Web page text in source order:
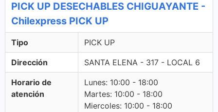
PICK UP DESECHABLES CHIGUAYANTE -
Chilexpress PICK UP
Tipo PICK UP
Dirección SANTA ELENA - 317 - LOCAL 6
Horario de
atención
Lunes: 10:00 - 18:00
Martes: 10:00 - 18:00
Miercoles: 10:00 - 18:00